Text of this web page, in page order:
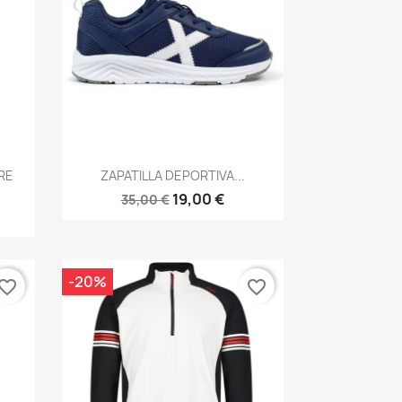
Vista rápida
ZAPATILLA DEPORTIVA...
35,00 € 19,00 €
-20% favorite_border